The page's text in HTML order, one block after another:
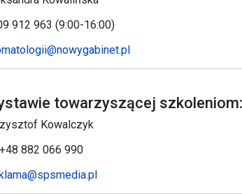
912 963 (9:00-16:00)
towarzyszącej szkoleniom:
Kowalczyk
+48 882 066 990